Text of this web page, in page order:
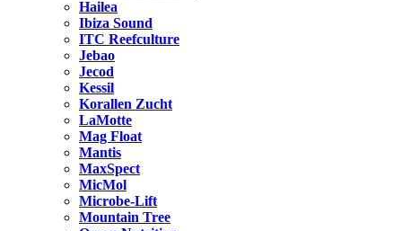
Hailea
Ibiza Sound
ITC Reefculture
Jebao
Jecod
Kessil
Korallen Zucht
LaMotte
Mag Float
Mantis
MaxSpect
MicMol
Microbe-Lift
Mountain Tree